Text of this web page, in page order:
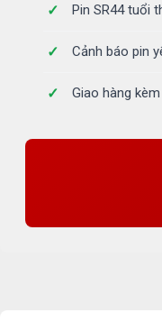
Pin SR44 tuổi
Cảnh báo pin
Giao hàng